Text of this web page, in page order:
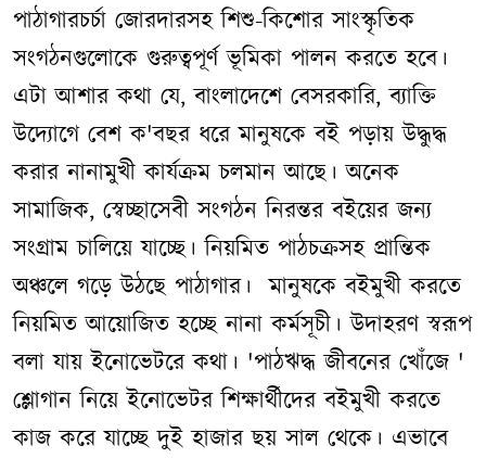
পাঠাগারচর্চা জোরদারসহ শিশু-কিশোর সাংস্কৃতিক
সংগঠনগুলোকে গুরুত্বপূর্ণ ভূমিকা পালন করতে হবে।
এটা আশার কথা যে, বাংলাদেশে বেসরকারি, ব্যাক্তি
উদ্যোগে বেশ ক'বছর ধরে মানুষকে বই পড়ায় উদ্ধুদ্ধ
করার নানামুখী কার্যক্রম চলমান আছে। অনেক
সামাজিক, স্বেচ্ছাসেবী সংগঠন নিরন্তর বইয়ের জন্য
সংগ্রাম চালিয়ে যাচ্ছে। নিয়মিত পাঠচক্রসহ প্রান্তিক
অঞ্চলে গড়ে উঠছে পাঠাগার। মানুষকে বইমুখী করতে
নিয়মিত আয়োজিত হচ্ছে নানা কর্মসূচী। উদাহরণ স্বরূপ
বলা যায় ইনোভেটরে কথা। 'পাঠঋদ্ধ জীবনের খোঁজে '
শ্লোগান নিয়ে ইনোভেটর শিক্ষার্থীদের বইমুখী করতে
কাজ করে যাচ্ছে দুই হাজার ছয় সাল থেকে। এভাবে